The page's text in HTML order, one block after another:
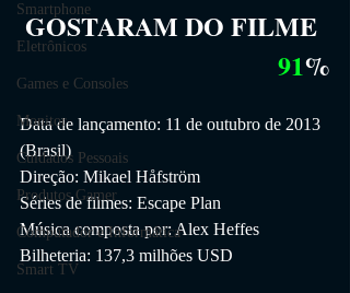
Smartphone
Eletrônicos
Games e Consoles
Monitor
Cuidados Pessoais
Produtos Gamer
Computador e Informática
Smart TV
GOSTARAM DO FILME
91%
Data de lançamento: 11 de outubro de 2013
(Brasil)
Direção: Mikael Håfström
Séries de filmes: Escape Plan
Música composta por: Alex Heffes
Bilheteria: 137,3 milhões USD